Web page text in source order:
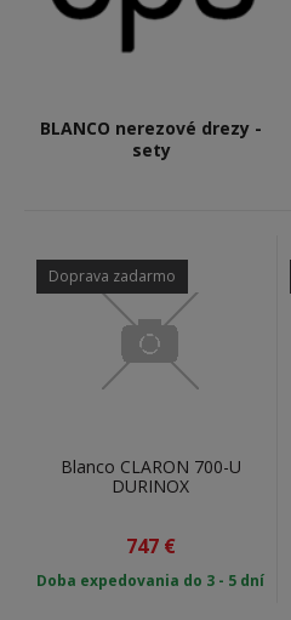
BLANCO nerezové drezy -
sety
Doprava zadarmo
Blanco CLARON 700-U
DURINOX
747 €
Doba expedovania do 3 - 5 dní